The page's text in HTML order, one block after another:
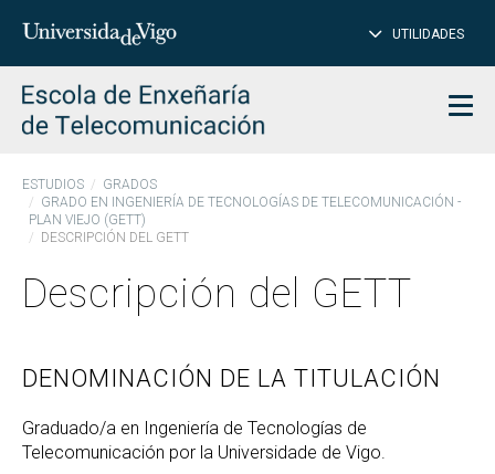
Insertar
para
buscar
UTILIDADES
ESTUDIOS
GRADOS
GRADO EN INGENIERÍA DE TECNOLOGÍAS DE TELECOMUNICACIÓN -
PLAN VIEJO (GETT)
DESCRIPCIÓN DEL GETT
Descripción del GETT
DENOMINACIÓN DE LA TITULACIÓN
Graduado/a en Ingeniería de Tecnologías de
Telecomunicación por la Universidade de Vigo.